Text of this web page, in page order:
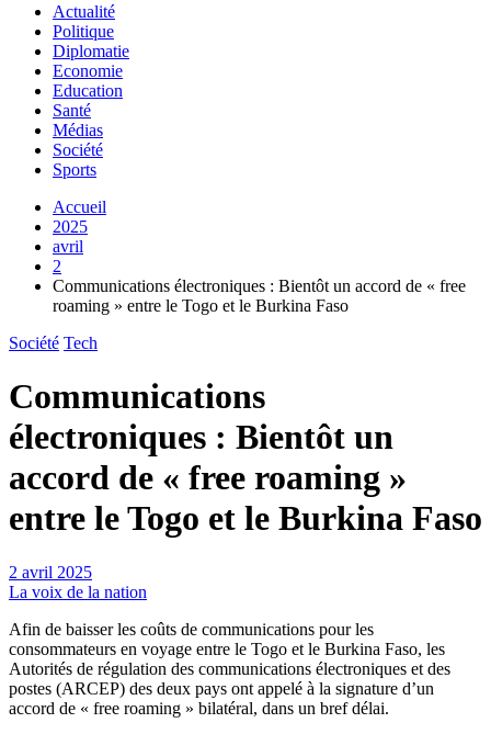
Actualité
Politique
Diplomatie
Economie
Education
Santé
Médias
Société
Sports
Accueil
2025
avril
2
Communications électroniques : Bientôt un accord de « free
roaming » entre le Togo et le Burkina Faso
Société Tech
Communications
électroniques : Bientôt un
accord de « free roaming »
entre le Togo et le Burkina Faso
2 avril 2025
La voix de la nation
Afin de baisser les coûts de communications pour les
consommateurs en voyage entre le Togo et le Burkina Faso, les
Autorités de régulation des communications électroniques et des
postes (ARCEP) des deux pays ont appelé à la signature d’un
accord de « free roaming » bilatéral, dans un bref délai.